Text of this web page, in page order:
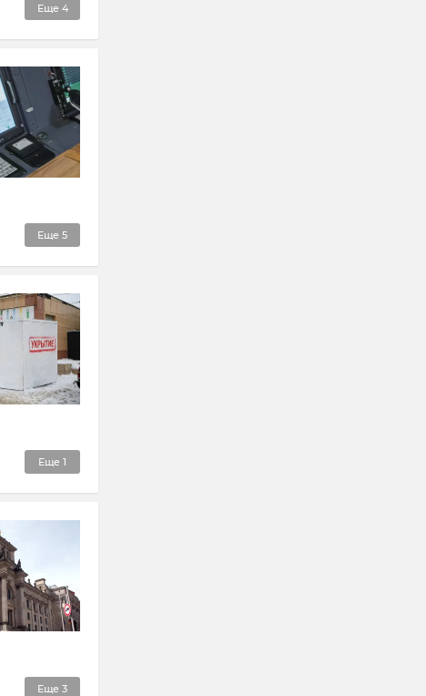
Еще 4
Еще 5
Еще 1
Еще 3